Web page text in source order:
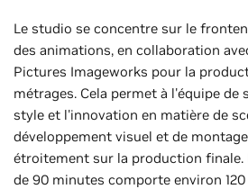
Le studio se concentre sur le
des animations, en collaboration
Pictures Imageworks pour la
métrages. Cela permet à l'équipe de
style et l'innovation en matière de
développement visuel et de
étroitement sur la production finale.
de 90 minutes comporte environ